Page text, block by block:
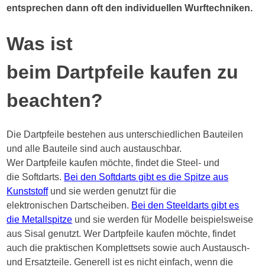
entsprechen dann oft den individuellen Wurftechniken.
Was ist
beim Dartpfeile kaufen zu
beachten?
Die Dartpfeile bestehen aus unterschiedlichen Bauteilen
und alle Bauteile sind auch austauschbar.
Wer Dartpfeile kaufen möchte, findet die Steel- und
die Softdarts. Bei den Softdarts gibt es die Spitze aus
Kunststoffund sie werden genutzt für die
elektronischen Dartscheiben. Bei den Steeldarts gibt es
die Metallspitze und sie werden für Modelle beispielsweise
aus Sisal genutzt. Wer Dartpfeile kaufen möchte, findet
auch die praktischen Komplettsets sowie auch Austausch-
und Ersatzteile. Generell ist es nicht einfach, wenn die